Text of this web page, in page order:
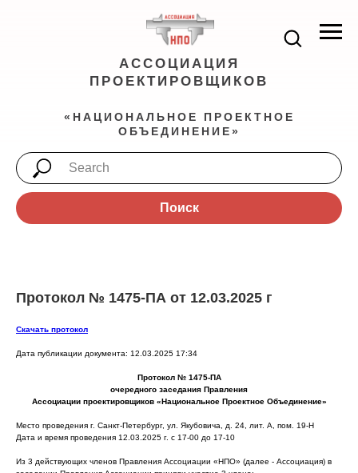
АССОЦИАЦИЯ
ПРОЕКТИРОВЩИКОВ
«НАЦИОНАЛЬНОЕ ПРОЕКТНОЕ
ОБЪЕДИНЕНИЕ»
Поиск
Протокол № 1475-ПА от 12.03.2025 г
Скачать протокол
Дата публикации документа: 12.03.2025 17:34
Протокол № 1475-ПА
очередного заседания Правления
Ассоциации проектировщиков «Национальное Проектное Объединение»
Место проведения г. Санкт-Петербург, ул. Якубовича, д. 24, лит. А, пом. 19-Н
Дата и время проведения 12.03.2025 г. с 17-00 до 17-10
Из 3 действующих членов Правления Ассоциации «НПО» (далее - Ассоциация) в